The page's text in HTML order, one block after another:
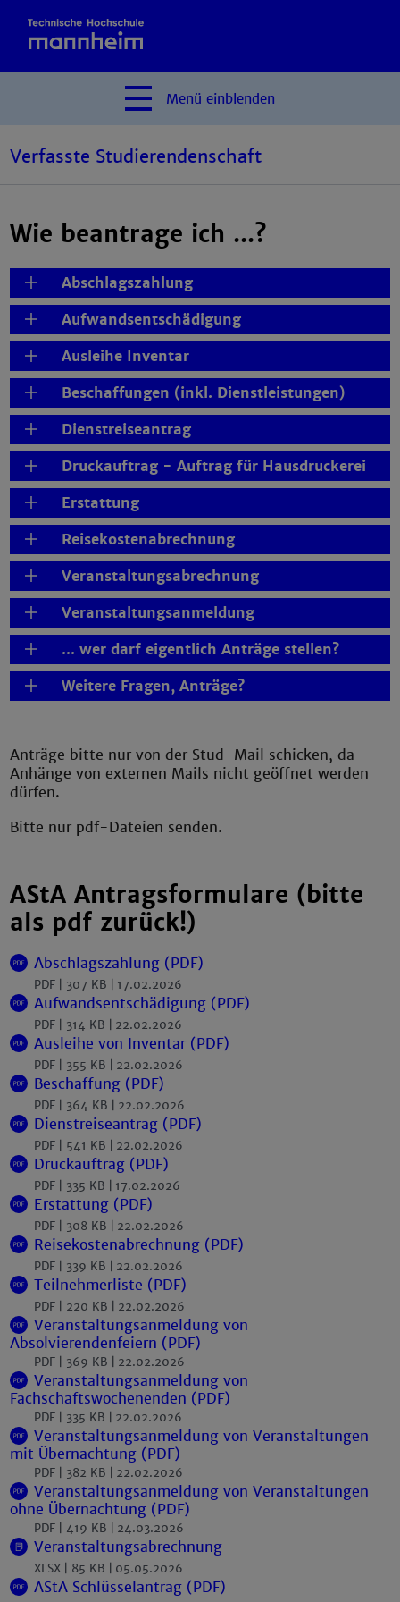
Menü einblenden
Verfasste Studierendenschaft
Wie beantrage ich ...?
Abschlagszahlung
Aufwandsentschädigung
Ausleihe Inventar
Beschaffungen (inkl. Dienstleistungen)
Dienstreiseantrag
Druckauftrag - Auftrag für Hausdruckerei
Erstattung
Reisekostenabrechnung
Veranstaltungsabrechnung
Veranstaltungsanmeldung
... wer darf eigentlich Anträge stellen?
Weitere Fragen, Anträge?
Anträge bitte nur von der Stud-Mail schicken, da
Anhänge von externen Mails nicht geöffnet werden
dürfen.
Bitte nur pdf-Dateien senden.
AStA Antragsformulare (bitte
als pdf zurück!)
Abschlagszahlung (PDF)
PDF 307 KB 17.02.2026
Aufwandsentschädigung (PDF)
PDF 314 KB 22.02.2026
Ausleihe von Inventar (PDF)
PDF 355 KB 22.02.2026
Beschaffung (PDF)
PDF 364 KB 22.02.2026
Dienstreiseantrag (PDF)
PDF 541 KB 22.02.2026
Druckauftrag (PDF)
PDF 335 KB 17.02.2026
Erstattung (PDF)
PDF 308 KB 22.02.2026
Reisekostenabrechnung (PDF)
PDF 339 KB 22.02.2026
Teilnehmerliste (PDF)
PDF 220 KB 22.02.2026
Veranstaltungsanmeldung von
Absolvierendenfeiern (PDF)
PDF 369 KB 22.02.2026
Veranstaltungsanmeldung von
Fachschaftswochenenden (PDF)
PDF 335 KB 22.02.2026
Veranstaltungsanmeldung von Veranstaltungen
mit Übernachtung (PDF)
PDF 382 KB 22.02.2026
Veranstaltungsanmeldung von Veranstaltungen
ohne Übernachtung (PDF)
PDF 419 KB 24.03.2026
Veranstaltungsabrechnung
XLSX 85 KB 05.05.2026
AStA Schlüsselantrag (PDF)